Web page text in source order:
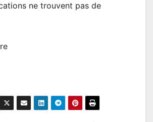
ne trouvent pas de